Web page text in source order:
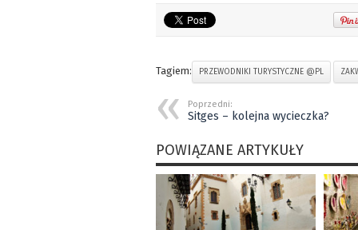
Tagiem: PRZEWODNIKI TURYSTYCZNE @PL
Poprzedni:
Sitges – kolejna wycieczka?
POWIĄZANE ARTYKUŁY